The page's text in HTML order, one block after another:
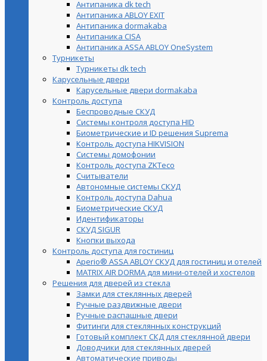
Антипаника dk tech
Антипаника ABLOY EXIT
Антипаника dormakaba
Антипаника СISA
Антипаника ASSA ABLOY OneSystem
Турникеты
Турникеты dk tech
Карусельные двери
Карусельные двери dormakaba
Контроль доступа
Беспроводные СКУД
Системы контроля доступа HID
Биометрические и ID решения Suprema
Контроль доступа HIKVISION
Системы домофонии
Контроль доступа ZKTeco
Считыватели
Автономные системы СКУД
Контроль доступа Dahua
Биометрические СКУД
Идентификаторы
СКУД SIGUR
Кнопки выхода
Контроль доступа для гостиниц
Aperio® ASSA ABLOY СКУД для гостиниц и отелей
MATRIX AIR DORMA для мини-отелей и хостелов
Решения для дверей из стекла
Замки для стеклянных дверей
Ручные раздвижные двери
Ручные распашные двери
Фитинги для стеклянных конструкций
Готовый комплект СКД для стеклянной двери
Доводчики для стеклянных дверей
Автоматические приводы